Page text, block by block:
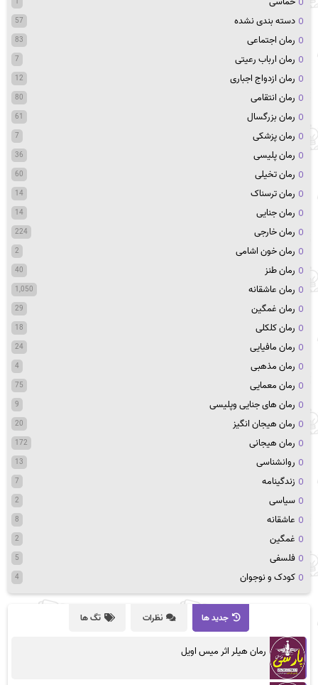
دسته بندی نشده 57
رمان اجتماعی 83
رمان ارباب رعیتی 7
رمان ازدواج اجباری 12
رمان انتقامی 80
رمان بزرگسال 61
رمان پزشکی 7
رمان پلیسی 36
رمان تخیلی 60
رمان ترسناک 14
رمان جنایی 14
رمان خارجی 224
رمان خون اشامی 2
رمان طنز 40
رمان عاشقانه 1,050
رمان غمگین 29
رمان کلکلی 18
رمان مافیایی 24
رمان مذهبی 4
رمان معمایی 75
رمان های جنایی وپلیسی 9
رمان هیجان انگیز 20
رمان هیجانی 172
روانشناسی 13
زندگینامه 7
سیاسی 2
عاشقانه 8
غمگین 2
فلسفی 5
کودک و نوجوان 4
جدید ها نظرات تگ ها
رمان هیلر اثر میس اویل